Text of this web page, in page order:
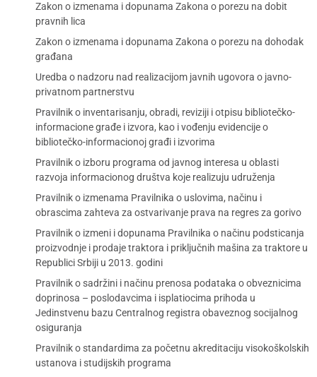
Zakon o izmenama i dopunama Zakona o porezu na dobit
pravnih lica
Zakon o izmenama i dopunama Zakona o porezu na dohodak
građana
Uredba o nadzoru nad realizacijom javnih ugovora o javno-
privatnom partnerstvu
Pravilnik o inventarisanju, obradi, reviziji i otpisu bibliotečko-
informacione građe i izvora, kao i vođenju evidencije o
bibliotečko-informacionoj građi i izvorima
Pravilnik o izboru programa od javnog interesa u oblasti
razvoja informacionog društva koje realizuju udruženja
Pravilnik o izmenama Pravilnika o uslovima, načinu i
obrascima zahteva za ostvarivanje prava na regres za gorivo
Pravilnik o izmeni i dopunama Pravilnika o načinu podsticanja
proizvodnje i prodaje traktora i priključnih mašina za traktore u
Republici Srbiji u 2013. godini
Pravilnik o sadržini i načinu prenosa podataka o obveznicima
doprinosa – poslodavcima i isplatiocima prihoda u
Jedinstvenu bazu Centralnog registra obaveznog socijalnog
osiguranja
Pravilnik o standardima za početnu akreditaciju visokoškolskih
ustanova i studijskih programa